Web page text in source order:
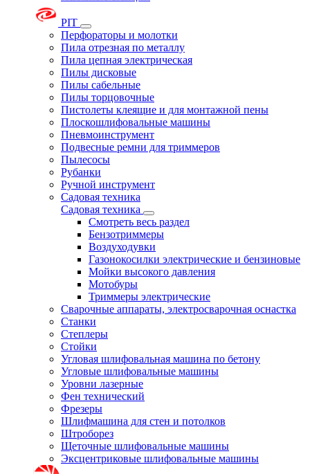
PIT
Перфораторы и молотки
Пила отрезная по металлу
Пила цепная электрическая
Пилы дисковые
Пилы сабельные
Пилы торцовочные
Пистолеты клеящие и для монтажной пены
Плоскошлифовальные машины
Пневмоинструмент
Подвесные ремни для триммеров
Пылесосы
Рубанки
Ручной инструмент
Садовая техника
Садовая техника
Смотреть весь раздел
Бензотриммеры
Воздуходувки
Газонокосилки электрические и бензиновые
Мойки высокого давления
Мотобуры
Триммеры электрические
Сварочные аппараты, электросварочная оснастка
Станки
Степлеры
Стойки
Угловая шлифовальная машина по бетону
Угловые шлифовальные машины
Уровни лазерные
Фен технический
Фрезеры
Шлифмашина для стен и потолков
Штроборез
Щеточные шлифовальные машины
Эксцентриковые шлифовальные машины